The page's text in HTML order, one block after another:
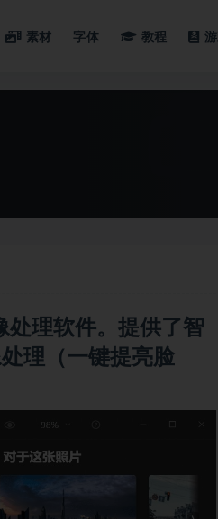
素材 字体 教程
理软件。提供了智
理（一键提亮脸